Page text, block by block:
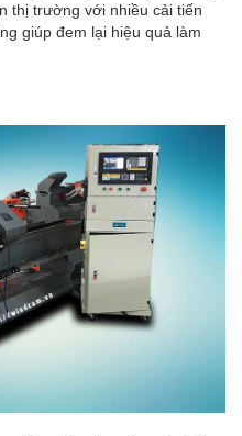
thị trường với nhiều cải tiến
giúp đem lại hiệu quả làm